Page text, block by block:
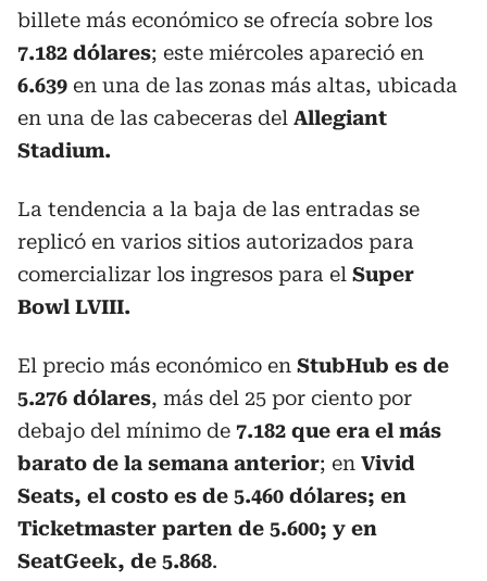
billete más económico se ofrecía sobre los
7.182 dólares; este miércoles apareció en
6.639 en una de las zonas más altas, ubicada
en una de las cabeceras del Allegiant
Stadium.
La tendencia a la baja de las entradas se
replicó en varios sitios autorizados para
comercializar los ingresos para el Super
Bowl LVIII.
El precio más económico en StubHub es de
5.276 dólares, más del 25 por ciento por
debajo del mínimo de 7.182 que era el más
barato de la semana anterior; en Vivid
Seats, el costo es de 5.460 dólares; en
Ticketmaster parten de 5.600; y en
SeatGeek, de 5.868.